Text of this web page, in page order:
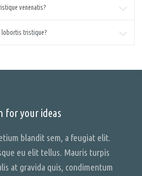
venenatis?
lobortis tristique?
for your ideas
blandit sem, a feugiat elit.
eu elit tellus. Mauris turpis
at gravida quis, condimentum